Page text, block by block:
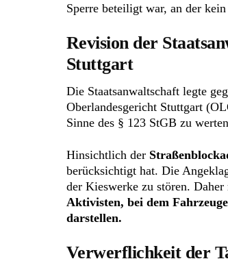
Sperre beteiligt war, an der
Revision der
Stuttgart
Die Staatsanwaltschaft legte
Oberlandesgericht Stuttgart
Sinne des § 123 StGB zu
Hinsichtlich der
berücksichtigt hat. Die
der Kieswerke zu stören. Daher
Aktivisten, bei dem
darstellen.
Verwerflichkeit der